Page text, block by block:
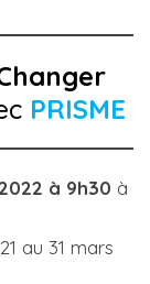
PRISME
à 9h30 à
au 31 mars